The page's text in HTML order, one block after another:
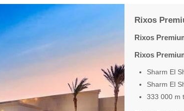
Rixos
Rixos
Rixos
Sharm El
Sharm El
333 000 m